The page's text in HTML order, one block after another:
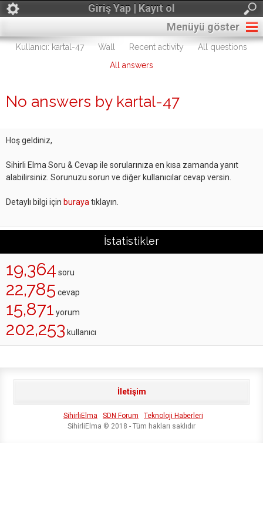
Giriş Yap | Kayıt ol
Menüyü göster
Kullanıcı: kartal-47 Wall Recent activity
All questions
All answers
No answers by kartal-47
Hoş geldiniz,
Sihirli Elma Soru & Cevap ile sorularınıza en kısa zamanda yanıt
alabilirsiniz. Sorunuzu sorun ve diğer kullanıcılar cevap versin.
Detaylı bilgi için buraya tıklayın.
İstatistikler
19,364 soru
22,785 cevap
15,871 yorum
202,253 kullanıcı
İletişim
SihirliElma SDN Forum
Teknoloji Haberleri
SihirliElma © 2018 - Tüm hakları saklıdır